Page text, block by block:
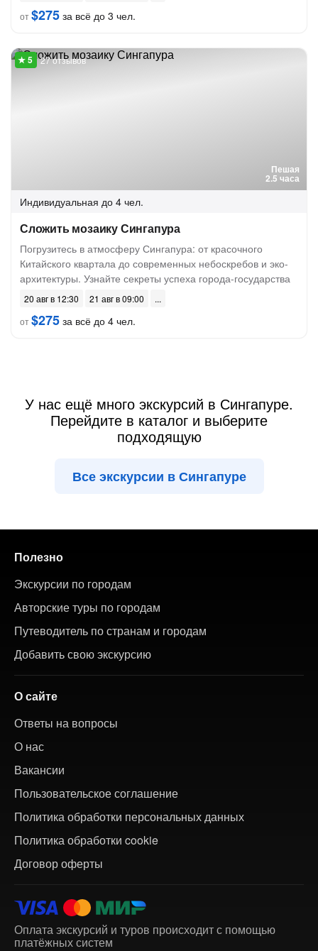
от$275 за всё до 3 чел.
Пешая
2.5 часа
27 отзывов
Индивидуальная до 4 чел.
Сложить мозаику Сингапура
Погрузитесь в атмосферу Сингапура: от красочного
Китайского квартала до современных небоскребов и эко-
архитектуры. Узнайте секреты успеха города-государства
20 авг в 12:30
21 авг в 09:00
от$275 за всё до 4 чел.
У нас ещё много экскурсий в Сингапуре.
Перейдите в каталог и выберите
подходящую
Все экскурсии в Сингапуре
Полезно
Экскурсии по городам
Авторские туры по городам
Путеводитель по странам и городам
Добавить свою экскурсию
О сайте
Ответы на вопросы
О нас
Вакансии
Пользовательское соглашение
Политика обработки персональных данных
Политика обработки cookie
Договор оферты
Оплата экскурсий и туров происходит с помощью
платёжных систем